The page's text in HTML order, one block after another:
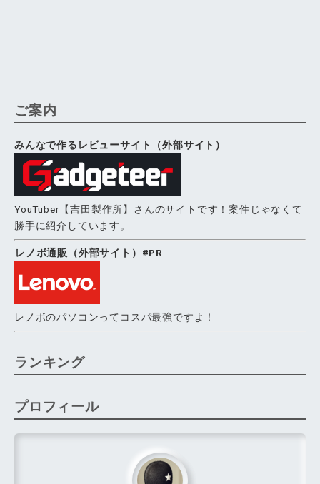
ご案内
みんなで作るレビューサイト（外部サイト）
YouTuber【吉田製作所】さんのサイトです！案件じゃなくて
勝手に紹介しています。
レノボ通販（外部サイト）#PR
レノボのパソコンってコスパ最強ですよ！
ランキング
プロフィール